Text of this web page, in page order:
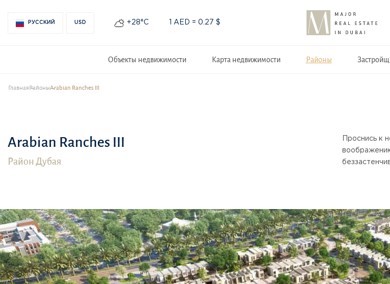
РУССКИЙ USD +28°С 1 AED = 0.27 $
Объекты недвижимости Карта недвижимости Районы
ГлавнаяРайоныArabian Ranches III
Arabian Ranches III
Район Дубая
Проснись к